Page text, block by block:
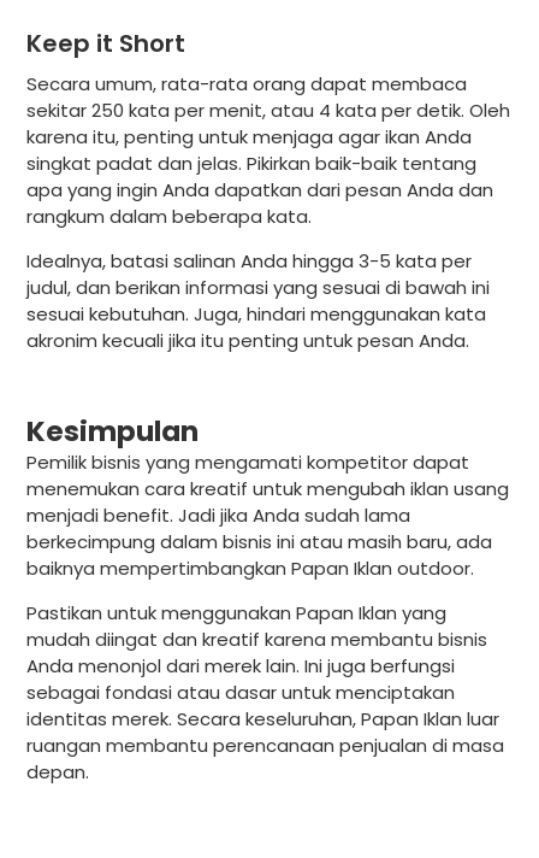
Keep it Short
Secara umum, rata-rata orang dapat membaca
sekitar 250 kata per menit, atau 4 kata per detik. Oleh
karena itu, penting untuk menjaga agar ikan Anda
singkat padat dan jelas. Pikirkan baik-baik tentang
apa yang ingin Anda dapatkan dari pesan Anda dan
rangkum dalam beberapa kata.
Idealnya, batasi salinan Anda hingga 3-5 kata per
judul, dan berikan informasi yang sesuai di bawah ini
sesuai kebutuhan. Juga, hindari menggunakan kata
akronim kecuali jika itu penting untuk pesan Anda.
Kesimpulan
Pemilik bisnis yang mengamati kompetitor dapat
menemukan cara kreatif untuk mengubah iklan usang
menjadi benefit. Jadi jika Anda sudah lama
berkecimpung dalam bisnis ini atau masih baru, ada
baiknya mempertimbangkan Papan Iklan outdoor.
Pastikan untuk menggunakan Papan Iklan yang
mudah diingat dan kreatif karena membantu bisnis
Anda menonjol dari merek lain. Ini juga berfungsi
sebagai fondasi atau dasar untuk menciptakan
identitas merek. Secara keseluruhan, Papan Iklan luar
ruangan membantu perencanaan penjualan di masa
depan.